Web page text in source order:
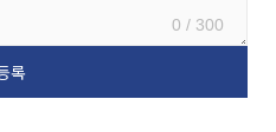
0 / 300